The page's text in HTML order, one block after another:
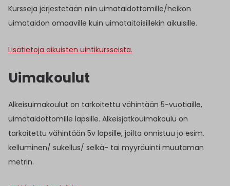
Kursseja järjestetään niin uimataidottomille/heikon
uimataidon omaaville kuin uimataitoisillekin aikuisille.
Lisätietoja aikuisten uintikursseista.
Uimakoulut
Alkeisuimakoulut on tarkoitettu vähintään 5-vuotiaille,
uimataidottomille lapsille. Alkeisjatkouimakoulu on
tarkoitettu vähintään 5v lapsille, joilta onnistuu jo esim.
kelluminen/ sukellus/ selkä- tai myyräuinti muutaman
metrin.